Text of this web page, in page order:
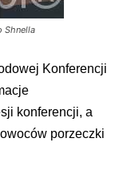
Shnella
Konferencji
konferencji, a
porzeczki